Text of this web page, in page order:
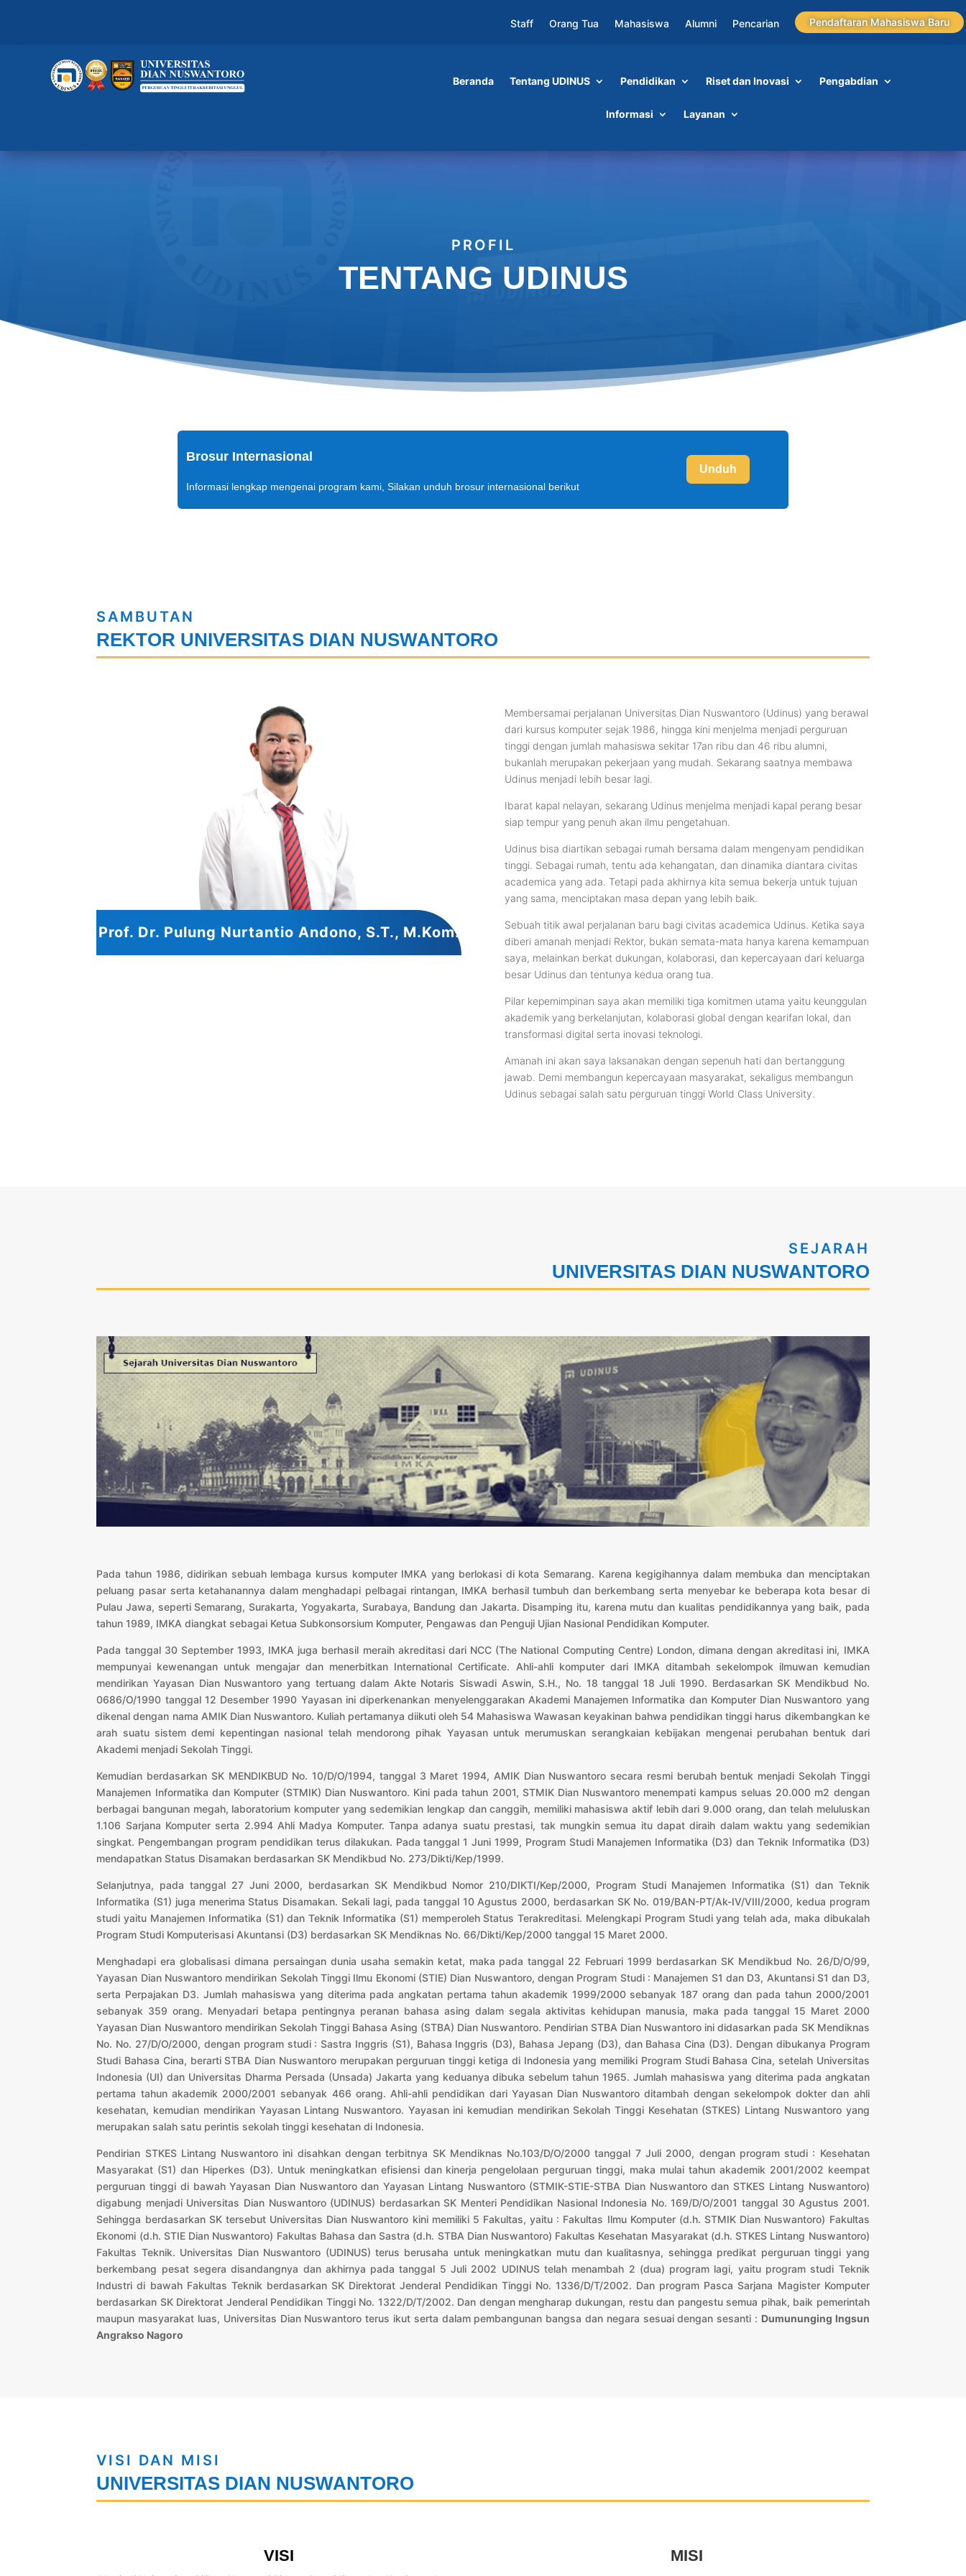
Staff Orang Tua Mahasiswa Alumni Pencarian Pendaftaran Mahasiswa Baru
Beranda Tentang UDINUS Pendidikan Riset dan Inovasi Pengabdian
Informasi Layanan
PROFIL
TENTANG UDINUS
Brosur Internasional
Informasi lengkap mengenai program kami, Silakan unduh brosur internasional berikut
Unduh
SAMBUTAN
REKTOR UNIVERSITAS DIAN NUSWANTORO
Prof. Dr. Pulung Nurtantio Andono, S.T., M.Kom.
Membersamai perjalanan Universitas Dian Nuswantoro (Udinus) yang berawal
dari kursus komputer sejak 1986, hingga kini menjelma menjadi perguruan
tinggi dengan jumlah mahasiswa sekitar 17an ribu dan 46 ribu alumni,
bukanlah merupakan pekerjaan yang mudah. Sekarang saatnya membawa
Udinus menjadi lebih besar lagi.
Ibarat kapal nelayan, sekarang Udinus menjelma menjadi kapal perang besar
siap tempur yang penuh akan ilmu pengetahuan.
Udinus bisa diartikan sebagai rumah bersama dalam mengenyam pendidikan
tinggi. Sebagai rumah, tentu ada kehangatan, dan dinamika diantara civitas
academica yang ada. Tetapi pada akhirnya kita semua bekerja untuk tujuan
yang sama, menciptakan masa depan yang lebih baik.
Sebuah titik awal perjalanan baru bagi civitas academica Udinus. Ketika saya
diberi amanah menjadi Rektor, bukan semata-mata hanya karena kemampuan
saya, melainkan berkat dukungan, kolaborasi, dan kepercayaan dari keluarga
besar Udinus dan tentunya kedua orang tua.
Pilar kepemimpinan saya akan memiliki tiga komitmen utama yaitu keunggulan
akademik yang berkelanjutan, kolaborasi global dengan kearifan lokal, dan
transformasi digital serta inovasi teknologi.
Amanah ini akan saya laksanakan dengan sepenuh hati dan bertanggung
jawab. Demi membangun kepercayaan masyarakat, sekaligus membangun
Udinus sebagai salah satu perguruan tinggi World Class University.
SEJARAH
UNIVERSITAS DIAN NUSWANTORO
Pada tahun 1986, didirikan sebuah lembaga kursus komputer IMKA yang berlokasi di kota Semarang. Karena kegigihannya dalam membuka dan menciptakan
peluang pasar serta ketahanannya dalam menghadapi pelbagai rintangan, IMKA berhasil tumbuh dan berkembang serta menyebar ke beberapa kota besar di
Pulau Jawa, seperti Semarang, Surakarta, Yogyakarta, Surabaya, Bandung dan Jakarta. Disamping itu, karena mutu dan kualitas pendidikannya yang baik, pada
tahun 1989, IMKA diangkat sebagai Ketua Subkonsorsium Komputer, Pengawas dan Penguji Ujian Nasional Pendidikan Komputer.
Pada tanggal 30 September 1993, IMKA juga berhasil meraih akreditasi dari NCC (The National Computing Centre) London, dimana dengan akreditasi ini, IMKA
mempunyai kewenangan untuk mengajar dan menerbitkan International Certificate. Ahli-ahli komputer dari IMKA ditambah sekelompok ilmuwan kemudian
mendirikan Yayasan Dian Nuswantoro yang tertuang dalam Akte Notaris Siswadi Aswin, S.H., No. 18 tanggal 18 Juli 1990. Berdasarkan SK Mendikbud No.
0686/O/1990 tanggal 12 Desember 1990 Yayasan ini diperkenankan menyelenggarakan Akademi Manajemen Informatika dan Komputer Dian Nuswantoro yang
dikenal dengan nama AMIK Dian Nuswantoro. Kuliah pertamanya diikuti oleh 54 Mahasiswa Wawasan keyakinan bahwa pendidikan tinggi harus dikembangkan ke
arah suatu sistem demi kepentingan nasional telah mendorong pihak Yayasan untuk merumuskan serangkaian kebijakan mengenai perubahan bentuk dari
Akademi menjadi Sekolah Tinggi.
Kemudian berdasarkan SK MENDIKBUD No. 10/D/O/1994, tanggal 3 Maret 1994, AMIK Dian Nuswantoro secara resmi berubah bentuk menjadi Sekolah Tinggi
Manajemen Informatika dan Komputer (STMIK) Dian Nuswantoro. Kini pada tahun 2001, STMIK Dian Nuswantoro menempati kampus seluas 20.000 m2 dengan
berbagai bangunan megah, laboratorium komputer yang sedemikian lengkap dan canggih, memiliki mahasiswa aktif lebih dari 9.000 orang, dan telah meluluskan
1.106 Sarjana Komputer serta 2.994 Ahli Madya Komputer. Tanpa adanya suatu prestasi, tak mungkin semua itu dapat diraih dalam waktu yang sedemikian
singkat. Pengembangan program pendidikan terus dilakukan. Pada tanggal 1 Juni 1999, Program Studi Manajemen Informatika (D3) dan Teknik Informatika (D3)
mendapatkan Status Disamakan berdasarkan SK Mendikbud No. 273/Dikti/Kep/1999.
Selanjutnya, pada tanggal 27 Juni 2000, berdasarkan SK Mendikbud Nomor 210/DIKTI/Kep/2000, Program Studi Manajemen Informatika (S1) dan Teknik
Informatika (S1) juga menerima Status Disamakan. Sekali lagi, pada tanggal 10 Agustus 2000, berdasarkan SK No. 019/BAN-PT/Ak-IV/VIII/2000, kedua program
studi yaitu Manajemen Informatika (S1) dan Teknik Informatika (S1) memperoleh Status Terakreditasi. Melengkapi Program Studi yang telah ada, maka dibukalah
Program Studi Komputerisasi Akuntansi (D3) berdasarkan SK Mendiknas No. 66/Dikti/Kep/2000 tanggal 15 Maret 2000.
Menghadapi era globalisasi dimana persaingan dunia usaha semakin ketat, maka pada tanggal 22 Februari 1999 berdasarkan SK Mendikbud No. 26/D/O/99,
Yayasan Dian Nuswantoro mendirikan Sekolah Tinggi Ilmu Ekonomi (STIE) Dian Nuswantoro, dengan Program Studi : Manajemen S1 dan D3, Akuntansi S1 dan D3,
serta Perpajakan D3. Jumlah mahasiswa yang diterima pada angkatan pertama tahun akademik 1999/2000 sebanyak 187 orang dan pada tahun 2000/2001
sebanyak 359 orang. Menyadari betapa pentingnya peranan bahasa asing dalam segala aktivitas kehidupan manusia, maka pada tanggal 15 Maret 2000
Yayasan Dian Nuswantoro mendirikan Sekolah Tinggi Bahasa Asing (STBA) Dian Nuswantoro. Pendirian STBA Dian Nuswantoro ini didasarkan pada SK Mendiknas
No. No. 27/D/O/2000, dengan program studi : Sastra Inggris (S1), Bahasa Inggris (D3), Bahasa Jepang (D3), dan Bahasa Cina (D3). Dengan dibukanya Program
Studi Bahasa Cina, berarti STBA Dian Nuswantoro merupakan perguruan tinggi ketiga di Indonesia yang memiliki Program Studi Bahasa Cina, setelah Universitas
Indonesia (UI) dan Universitas Dharma Persada (Unsada) Jakarta yang keduanya dibuka sebelum tahun 1965. Jumlah mahasiswa yang diterima pada angkatan
pertama tahun akademik 2000/2001 sebanyak 466 orang. Ahli-ahli pendidikan dari Yayasan Dian Nuswantoro ditambah dengan sekelompok dokter dan ahli
kesehatan, kemudian mendirikan Yayasan Lintang Nuswantoro. Yayasan ini kemudian mendirikan Sekolah Tinggi Kesehatan (STKES) Lintang Nuswantoro yang
merupakan salah satu perintis sekolah tinggi kesehatan di Indonesia.
Pendirian STKES Lintang Nuswantoro ini disahkan dengan terbitnya SK Mendiknas No.103/D/O/2000 tanggal 7 Juli 2000, dengan program studi : Kesehatan
Masyarakat (S1) dan Hiperkes (D3). Untuk meningkatkan efisiensi dan kinerja pengelolaan perguruan tinggi, maka mulai tahun akademik 2001/2002 keempat
perguruan tinggi di bawah Yayasan Dian Nuswantoro dan Yayasan Lintang Nuswantoro (STMIK-STIE-STBA Dian Nuswantoro dan STKES Lintang Nuswantoro)
digabung menjadi Universitas Dian Nuswantoro (UDINUS) berdasarkan SK Menteri Pendidikan Nasional Indonesia No. 169/D/O/2001 tanggal 30 Agustus 2001.
Sehingga berdasarkan SK tersebut Universitas Dian Nuswantoro kini memiliki 5 Fakultas, yaitu : Fakultas Ilmu Komputer (d.h. STMIK Dian Nuswantoro) Fakultas
Ekonomi (d.h. STIE Dian Nuswantoro) Fakultas Bahasa dan Sastra (d.h. STBA Dian Nuswantoro) Fakultas Kesehatan Masyarakat (d.h. STKES Lintang Nuswantoro)
Fakultas Teknik. Universitas Dian Nuswantoro (UDINUS) terus berusaha untuk meningkatkan mutu dan kualitasnya, sehingga predikat perguruan tinggi yang
berkembang pesat segera disandangnya dan akhirnya pada tanggal 5 Juli 2002 UDINUS telah menambah 2 (dua) program lagi, yaitu program studi Teknik
Industri di bawah Fakultas Teknik berdasarkan SK Direktorat Jenderal Pendidikan Tinggi No. 1336/D/T/2002. Dan program Pasca Sarjana Magister Komputer
berdasarkan SK Direktorat Jenderal Pendidikan Tinggi No. 1322/D/T/2002. Dan dengan mengharap dukungan, restu dan pangestu semua pihak, baik pemerintah
maupun masyarakat luas, Universitas Dian Nuswantoro terus ikut serta dalam pembangunan bangsa dan negara sesuai dengan sesanti : Dumununging Ingsun
Angrakso Nagoro
VISI DAN MISI
UNIVERSITAS DIAN NUSWANTORO
VISI MISI